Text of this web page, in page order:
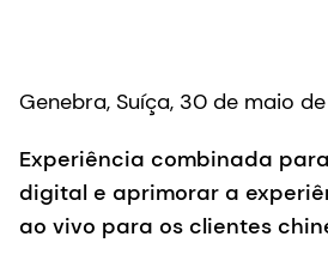
Genebra, Suíça, 30 de maio
Experiência combinada
digital e aprimorar a
ao vivo para os clientes